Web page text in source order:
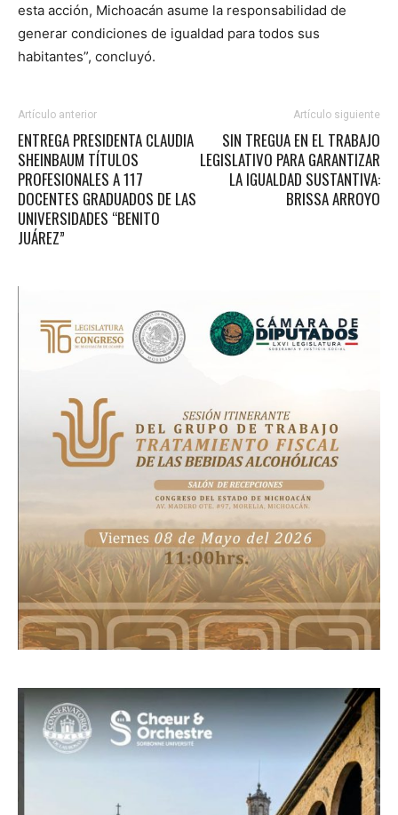
esta acción, Michoacán asume la responsabilidad de
generar condiciones de igualdad para todos sus
habitantes”, concluyó.
Artículo anterior
ENTREGA PRESIDENTA CLAUDIA
SHEINBAUM TÍTULOS
PROFESIONALES A 117
DOCENTES GRADUADOS DE LAS
UNIVERSIDADES “BENITO
JUÁREZ”
Artículo siguiente
SIN TREGUA EN EL TRABAJO
LEGISLATIVO PARA GARANTIZAR
LA IGUALDAD SUSTANTIVA:
BRISSA ARROYO